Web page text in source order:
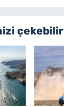
çekebilir